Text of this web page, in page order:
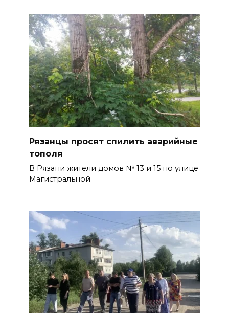
Рязанцы просят спилить аварийные
тополя
В Рязани жители домов № 13 и 15 по улице
Магистральной